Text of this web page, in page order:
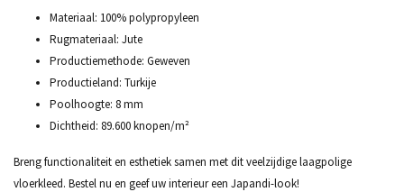
Materiaal: 100% polypropyleen
Rugmateriaal: Jute
Productiemethode: Geweven
Productieland: Turkije
Poolhoogte: 8 mm
Dichtheid: 89.600 knopen/m²
Breng functionaliteit en esthetiek samen met dit veelzijdige laagpolige
vloerkleed. Bestel nu en geef uw interieur een Japandi-look!